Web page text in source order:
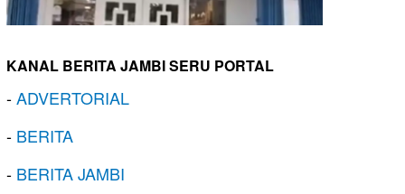
KANAL BERITA JAMBI SERU PORTAL
-ADVERTORIAL
- BERITA
- BERITA JAMBI